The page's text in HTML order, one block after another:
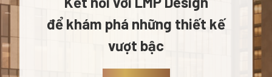
để khám phá những thiết kế
vượt bậc